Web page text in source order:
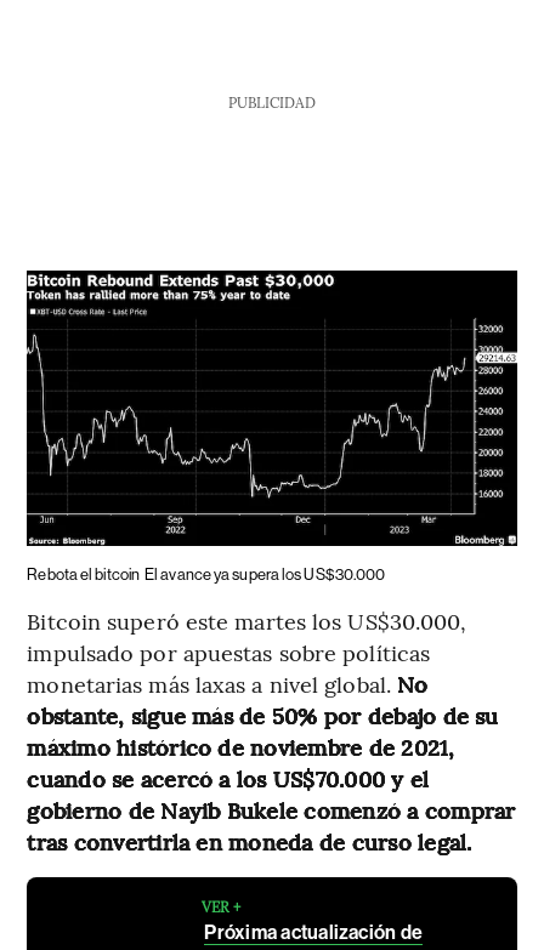
PUBLICIDAD
Rebota el bitcoin El avance ya supera los US$30.000
Bitcoin superó este martes los US$30.000,
impulsado por apuestas sobre políticas
monetarias más laxas a nivel global. No
obstante, sigue más de 50% por debajo de su
máximo histórico de noviembre de 2021,
cuando se acercó a los US$70.000 y el
gobierno de Nayib Bukele comenzó a comprar
tras convertirla en moneda de curso legal.
VER +
Próxima actualización de